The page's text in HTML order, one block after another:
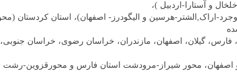
و آستارا-اردبیل )،
اراک,الشتر-هرسین و الیگودرز- اصفهان)، استان کردستان
فارس، گیلان، اصفهان، مازندران، خراسان رضوی، خراسان
و اصفهان، محور شیراز-مرودشت استان فارس و محورقزوین-